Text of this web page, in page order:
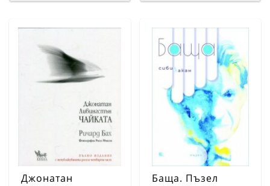
Джонатан
Баща. Пъзел